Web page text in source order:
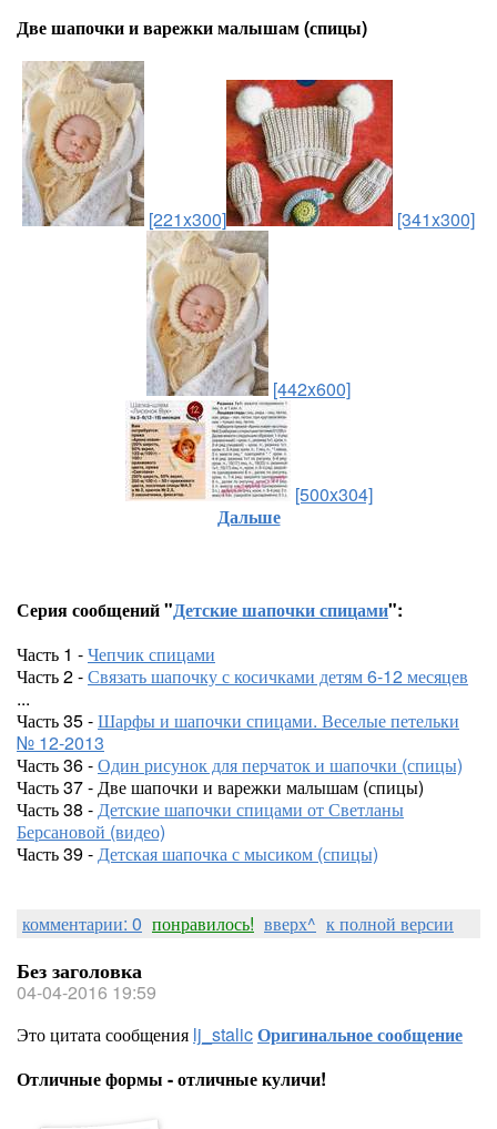
Две шапочки и варежки малышам (спицы)
[221x300] [341x300]
[442x600]
[500x304]
Дальше
Серия сообщений "Детские шапочки спицами":
Часть 1 -Чепчик спицами
Часть 2 -Связать шапочку с косичками детям 6-12 месяцев
...
Часть 35 -Шарфы и шапочки спицами. Веселые петельки
№ 12-2013
Часть 36 -Один рисунок для перчаток и шапочки (спицы)
Часть 37 - Две шапочки и варежки малышам (спицы)
Часть 38 -Детские шапочки спицами от Светланы
Берсановой (видео)
Часть 39 -Детская шапочка с мысиком (спицы)
комментарии: 0 понравилось! вверх^ к полной версии
Без заголовка
04-04-2016 19:59
Это цитата сообщения lj_stalicОригинальное сообщение
Отличные формы - отличные куличи!